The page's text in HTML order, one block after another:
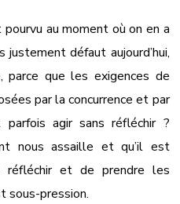
au moment où on en a
défaut aujourd’hui,
que les exigences de
par la concurrence et par
agir sans réfléchir ?
nous assaille et qu’il est
réfléchir et de prendre les
sous-pression.